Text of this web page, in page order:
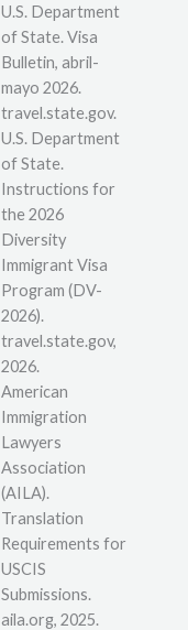
U.S. Department
of State. Visa
Bulletin, abril-
mayo 2026.
travel.state.gov.
U.S. Department
of State.
Instructions for
the 2026
Diversity
Immigrant Visa
Program (DV-
2026).
travel.state.gov,
2026.
American
Immigration
Lawyers
Association
(AILA).
Translation
Requirements for
USCIS
Submissions.
aila.org, 2025.